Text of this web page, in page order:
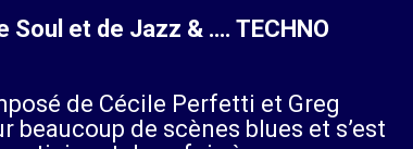
Soul et de Jazz & …. TECHNO
de Cécile Perfetti et Greg
beaucoup de scènes blues et s’est